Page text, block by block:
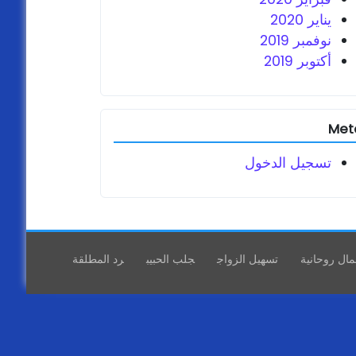
يناير 2020
نوفمبر 2019
أكتوبر 2019
تسجيل الدخول
روحانية تسهيل الزواج جلب الحبيب رد المطلقة